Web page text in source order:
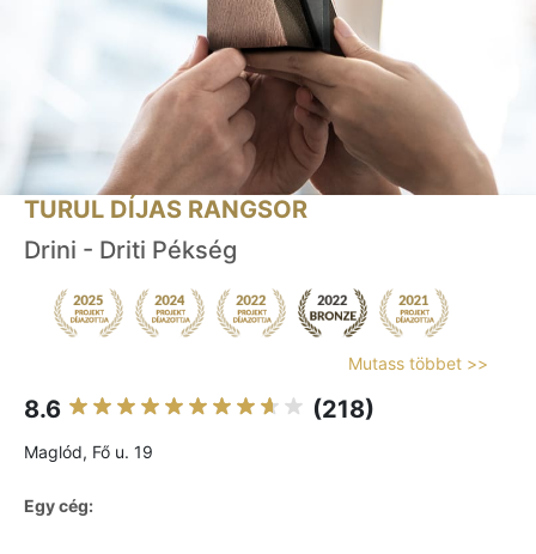
TURUL DÍJAS RANGSOR
Drini - Driti Pékség
Mutass többet >>
8.6 (218)
Maglód, Fő u. 19
Egy cég: